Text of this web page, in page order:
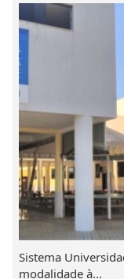
Sistema
modalidade à...